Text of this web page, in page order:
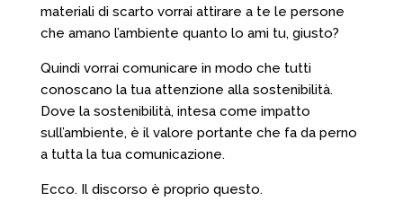
materiali di scarto vorrai attirare a te le persone
che amano l’ambiente quanto lo ami tu, giusto?
Quindi vorrai comunicare in modo che tutti
conoscano la tua attenzione alla sostenibilità.
Dove la sostenibilità, intesa come impatto
sull’ambiente, è il valore portante che fa da perno
a tutta la tua comunicazione.
Ecco. Il discorso è proprio questo.